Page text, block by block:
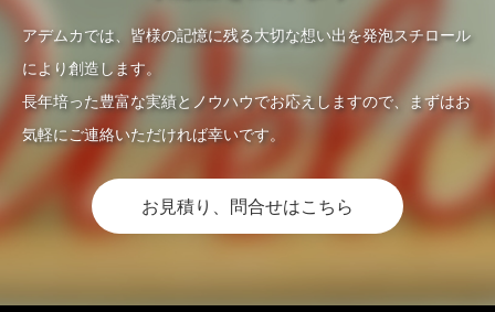
アデムカでは、皆様の記憶に残る大切な想い出を発泡スチロール
により創造します。
長年培った豊富な実績とノウハウでお応えしますので、まずはお
気軽にご連絡いただければ幸いです。
お見積り、問合せはこちら